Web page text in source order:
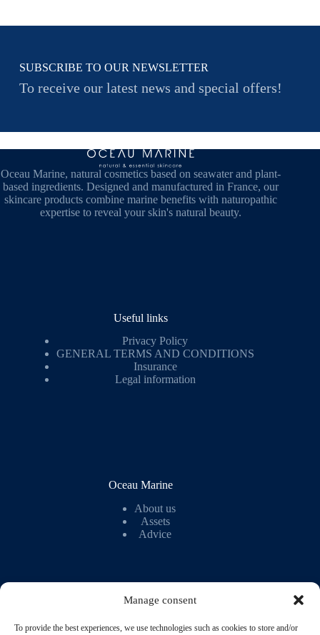
Manage consent
To provide the best experiences, we use technologies such as cookies to store and/or
SUBSCRIBE TO OUR NEWSLETTER
To receive our latest news and special offers!
Oceau Marine, natural cosmetics based on seawater and plant-
based ingredients. Designed and manufactured in France, our
skincare products combine marine benefits with naturopathic
expertise to reveal your skin's natural beauty.
Useful links
Privacy Policy
GENERAL TERMS AND CONDITIONS
Insurance
Legal information
Oceau Marine
About us
Assets
Advice